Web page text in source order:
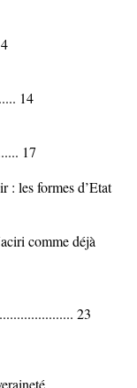
14
17
: les formes d’Etat
comme déjà
23